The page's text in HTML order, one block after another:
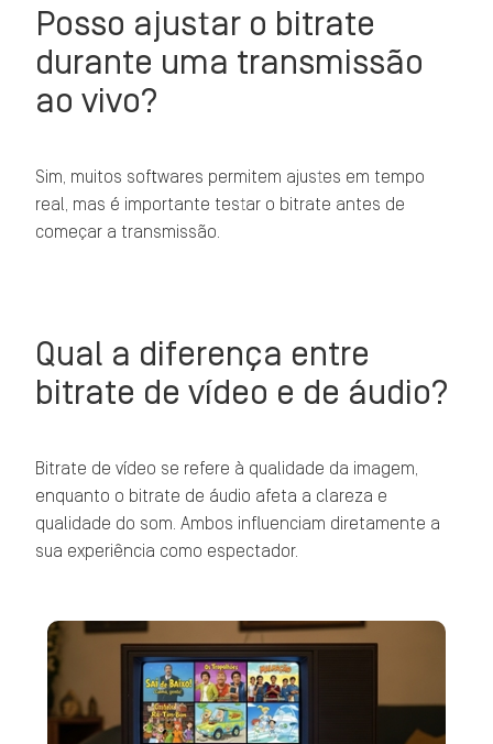
Posso ajustar o bitrate
durante uma transmissão
ao vivo?
Sim, muitos softwares permitem ajustes em tempo
real, mas é importante testar o bitrate antes de
começar a transmissão.
Qual a diferença entre
bitrate de vídeo e de áudio?
Bitrate de vídeo se refere à qualidade da imagem,
enquanto o bitrate de áudio afeta a clareza e
qualidade do som. Ambos influenciam diretamente a
sua experiência como espectador.